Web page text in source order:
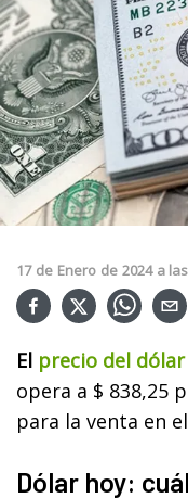
17 de Enero de 2024 a las
El precio del
opera a $ 838,25
para la venta en
Dólar hoy: